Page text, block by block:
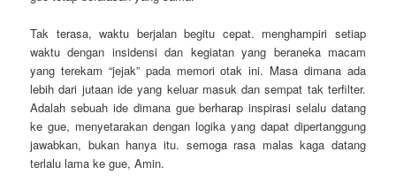
Tak terasa, waktu berjalan begitu cepat. menghampiri setiap
waktu dengan insidensi dan kegiatan yang beraneka macam
yang terekam “jejak” pada memori otak ini. Masa dimana ada
lebih dari jutaan ide yang keluar masuk dan sempat tak terfilter.
Adalah sebuah ide dimana gue berharap inspirasi selalu datang
ke gue, menyetarakan dengan logika yang dapat dipertanggung
jawabkan, bukan hanya itu. semoga rasa malas kaga datang
terlalu lama ke gue, Amin.